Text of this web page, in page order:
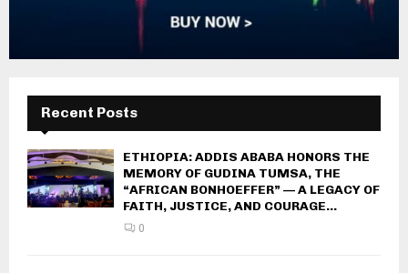
Recent Posts
ETHIOPIA: ADDIS ABABA HONORS THE
MEMORY OF GUDINA TUMSA, THE
“AFRICAN BONHOEFFER” — A LEGACY OF
FAITH, JUSTICE, AND COURAGE...
0